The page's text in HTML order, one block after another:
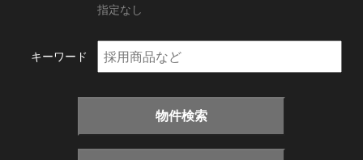
指定なし
キーワード
物件検索